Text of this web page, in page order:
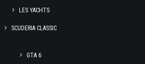
LES YACHTS
SCUDERIA CLASSIC
GTA 6